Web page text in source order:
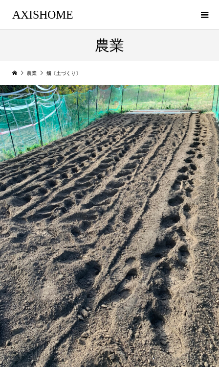
AXISHOME
農業
農業 畑〔土づくり〕